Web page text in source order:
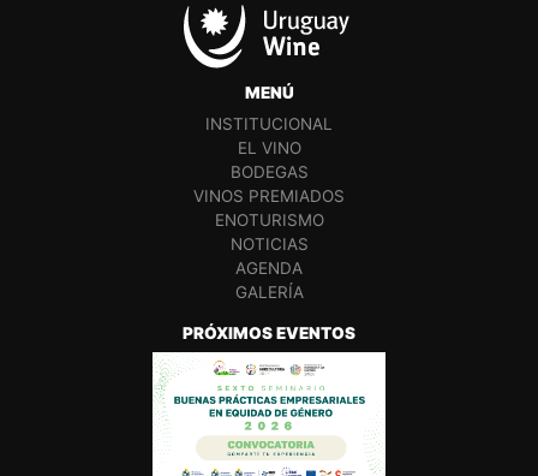
MENÚ
INSTITUCIONAL
EL VINO
BODEGAS
VINOS PREMIADOS
ENOTURISMO
NOTICIAS
AGENDA
GALERÍA
PRÓXIMOS EVENTOS